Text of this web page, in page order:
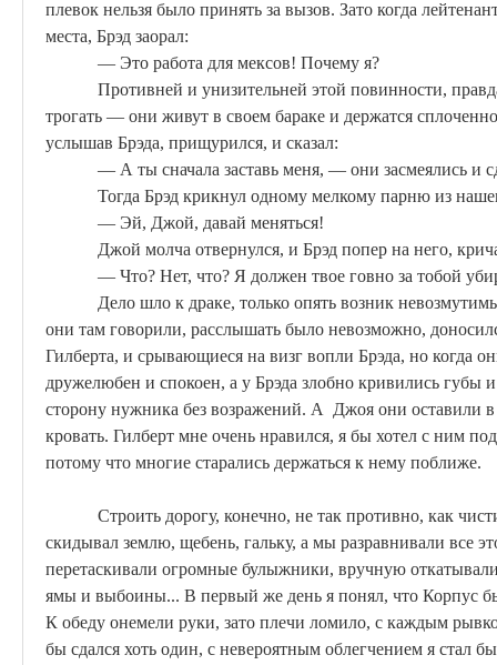
плевок нельзя было принять за вызов. Зато когда
места, Брэд заорал:
— Это работа длямексов! Почему я?
Противней и унизительней этой повинности,
трогать — они живут в своем бараке и держатся
услышав Брэда, прищурился, и сказал:
— А ты сначала заставь меня, — они засмеялись и
ТогдаБрэд крикнул одному мелкому парню из
— Эй, Джой, давай меняться!
Джой молча отвернулся, иБрэд попер на него,
— Что? Нет, что? Я должен твоеговно за тобой
Дело шло к драке, только опять возник
они там говорили, расслышать было невозможно,
Гилберта, и срывающиеся на визг вопли Брэда, но когда
дружелюбен и спокоен, а у Брэда злобно кривились губы
сторону нужника без возражений. А Джоя они оставили
кровать. Гилберт мне очень нравился, я бы хотел с ним
потому что многие старались держаться к нему поближе.
Строить дорогу, конечно, не так противно, как
скидывал землю, щебень, гальку, а мы разравнивали все
перетаскивали огромные булыжники, вручную
ямы и выбоины... В первый же день я понял, что Корпус
К обеду онемели руки, зато плечи ломило, с каждым
бы сдался хоть один, с невероятным облегчением я